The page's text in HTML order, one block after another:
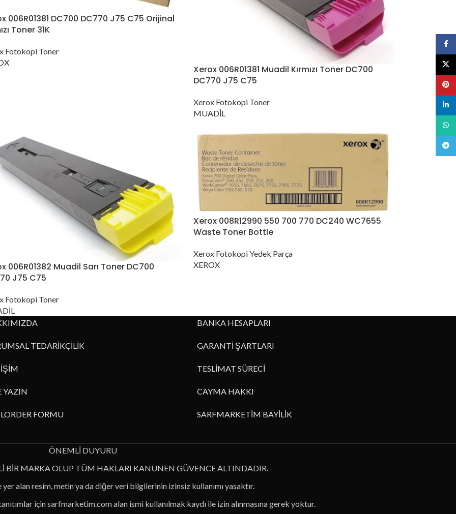
006R01381 DC700 DC770 J75 C75 Orijinal
Toner 31K
Fotokopi Toner
Xerox 006R01381 Muadil Kırmızı Toner DC700
DC770 J75 C75
Xerox Fotokopi Toner
MUADİL
006R01382 Muadil Sarı Toner DC700
J75 C75
Fotokopi Toner
Xerox 008R12990 550 700 770 DC240 WC7655
Waste Toner Bottle
Xerox Fotokopi Yedek Parça
XEROX
TEDARİKÇİLİK
YAZIN
FORMU
BANKA HESAPLARI
GARANTİ ŞARTLARI
TESLİMAT SÜRECİ
CAYMA HAKKI
SARFMARKETİM BAYİLİK
ÖNEMLİ DUYURU
BİR MARKA OLUP TÜM HAKLARI KANUNEN GÜVENCE ALTINDADIR.
alan resim, metin ya da diğer veri bilgilerinin izinsiz kullanımı yasaktır.
için sarfmarketim.com alan ismi kullanılmak kaydı ile izin alınmasına gerek yoktur.